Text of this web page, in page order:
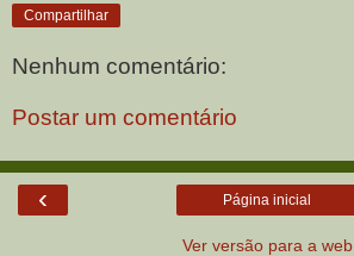
Compartilhar
Nenhum comentário:
Postar um comentário
‹ Página inicial
Ver versão para a web